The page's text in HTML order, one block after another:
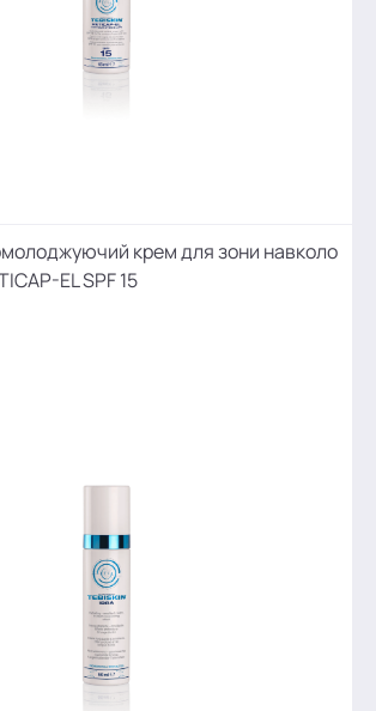
крем для зони навколо
EL SPF 15